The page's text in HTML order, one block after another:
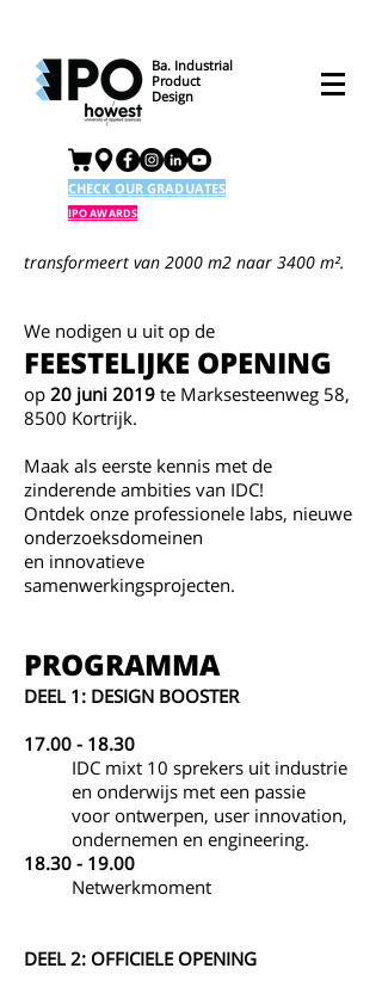
Ba. Industrial
Product
Design
CHECK OUR GRADUATES
IPO AWARDS
transformeert van 2000 m2 naar 3400 m².
We nodigen u uit op de
FEESTELIJKE OPENING
op 20 juni 2019 te Marksesteenweg 58,
8500 Kortrijk.
Maak als eerste kennis met de
zinderende ambities van IDC!
Ontdek onze professionele labs, nieuwe
onderzoeksdomeinen
en innovatieve
samenwerkingsprojecten.
PROGRAMMA
DEEL 1: DESIGN BOOSTER
17.00 - 18.30
IDC mixt 10 sprekers uit industrie
en onderwijs met een passie
voor ontwerpen, user innovation,
ondernemen en engineering.
18.30 - 19.00
Netwerkmoment
DEEL 2: OFFICIELE OPENING